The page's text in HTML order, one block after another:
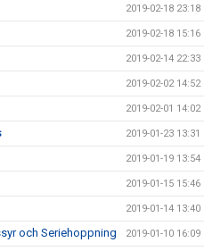
2019-02-18 23:18
2019-02-18 15:16
2019-02-14 22:33
2019-02-02 14:52
2019-02-01 14:02
2019-01-23 13:31
2019-01-19 13:54
2019-01-15 15:46
2019-01-14 13:40
och Seriehoppning 2019-01-10 16:09